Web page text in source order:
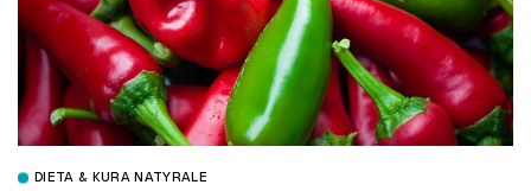
DIETA & KURA NATYRALE